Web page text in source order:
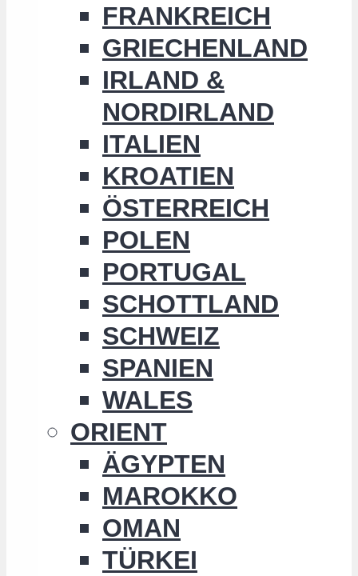
FRANKREICH
GRIECHENLAND
IRLAND &
NORDIRLAND
ITALIEN
KROATIEN
ÖSTERREICH
POLEN
PORTUGAL
SCHOTTLAND
SCHWEIZ
SPANIEN
WALES
ORIENT
ÄGYPTEN
MAROKKO
OMAN
TÜRKEI